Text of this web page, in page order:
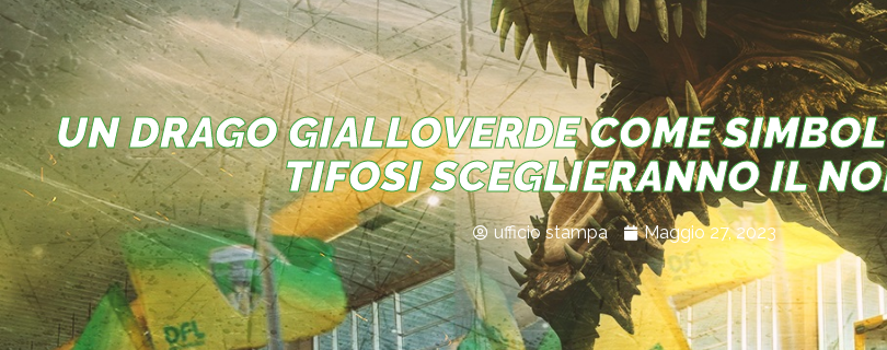
UN DRAGO GIALLOVERDE COME
TIFOSI SCEGLIERANNO IL
ufficio stampa Maggio 27, 2023